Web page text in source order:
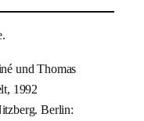
und Thomas
1992
Berlin: